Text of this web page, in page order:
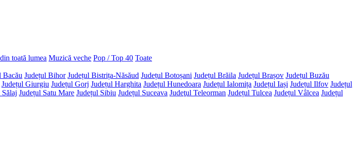
toată lumea Muzică veche Pop / Top 40 Toate
Bacău Județul Bihor Județul Bistrița-Năsăud Județul Botoșani Județul Brăila Județul Brașov Județul Buzău
Județul Giurgiu Județul Gorj Județul Harghita Județul Hunedoara Județul Ialomița Județul Iași Județul Ilfov Județul
Sălaj Județul Satu Mare Județul Sibiu Județul Suceava Judeţul Teleorman Județul Tulcea Județul Vâlcea Județul